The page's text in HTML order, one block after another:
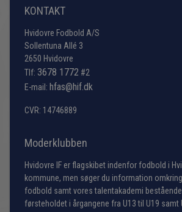
KONTAKT
Hvidovre Fodbold A/S
Sollentuna Allé 3
2650 Hvidovre
Tlf: 3678 1772 #2
E-mail: hfas@hif.dk
CVR: 14746889
Moderklubben
Hvidovre IF er flagskibet indenfor fodbold i
kommune, men søger du information
fodbold samt vores talentakademi
førsteholdet i årgangene fra U13 til U19 samt